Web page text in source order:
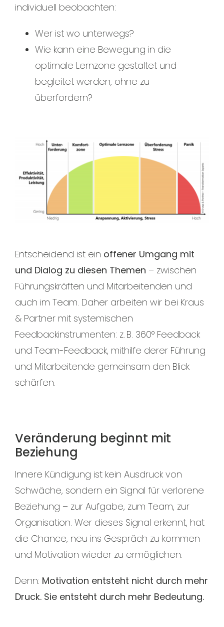
individuell beobachten:
Wer ist wo unterwegs?
Wie kann eine Bewegung in die
optimale Lernzone gestaltet und
begleitet werden, ohne zu
überfordern?
Entscheidend ist ein offener Umgang mit
und Dialog zu diesen Themen – zwischen
Führungskräften und Mitarbeitenden und
auch im Team. Daher arbeiten wir bei Kraus
& Partner mit systemischen
Feedbackinstrumenten: z. B. 360° Feedback
und Team-Feedback, mithilfe derer Führung
und Mitarbeitende gemeinsam den Blick
schärfen.
Veränderung beginnt mit
Beziehung
Innere Kündigung ist kein Ausdruck von
Schwäche, sondern ein Signal für verlorene
Beziehung – zur Aufgabe, zum Team, zur
Organisation. Wer dieses Signal erkennt, hat
die Chance, neu ins Gespräch zu kommen
und Motivation wieder zu ermöglichen.
Denn: Motivation entsteht nicht durch mehr
Druck. Sie entsteht durch mehr Bedeutung.